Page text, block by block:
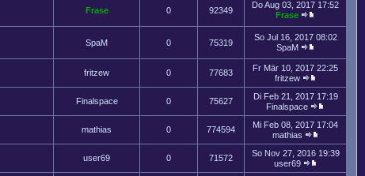
Frase 0 92349
Do Aug 03, 2017 17:52
Frase
SpaM 0 75319
So Jul 16, 2017 08:02
SpaM
fritzew 0 77683
Fr Mär 10, 2017 22:25
fritzew
Finalspace 0 75627
Di Feb 21, 2017 17:19
Finalspace
mathias 0 774594
Mi Feb 08, 2017 17:04
mathias
user69 0 71572
So Nov 27, 2016 19:39
user69